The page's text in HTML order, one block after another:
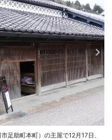
足助町本町）の主屋で12月17日、